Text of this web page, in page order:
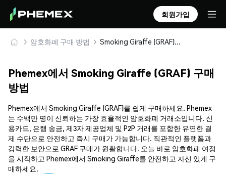
회원가입
암호화폐 구매 방법 Smoking Giraffe (GRAF) 안전하게 구매 및 보관
Phemex에서 Smoking Giraffe (GRAF) 구매
방법
Phemex에서 Smoking Giraffe (GRAF)를 쉽게 구매하세요. Phemex
는 수백만 명이 신뢰하는 가장 효율적인 암호화폐 거래소입니다. 신
용카드, 은행 송금, 제3자 제공업체 및 P2P 거래를 포함한 유연한 결
제 수단으로 안전하고 즉시 구매가 가능합니다. 직관적인 플랫폼과
강력한 보안으로 GRAF 구매가 원활합니다. 오늘 바로 암호화폐 여정
을 시작하고 Phemex에서 Smoking Giraffe를 안전하고 자신 있게 구
매하세요.